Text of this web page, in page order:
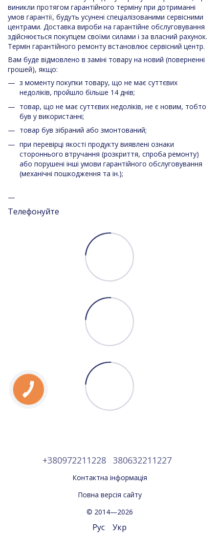
виникли протягом гарантійного терміну при дотриманні
умов гарантії, будуть усунені спеціалізованими сервісними
центрами. Доставка вироби на гарантійне обслуговування
здійснюється покупцем своїми силами і за власний рахунок.
Термін гарантійного ремонту встановлює сервісний центр.
Вам буде відмовлено в заміні товару на новий (поверненні
грошей), якщо:
з моменту покупки товару, що не має суттєвих
недоліків, пройшло більше 14 днів;
товар, що не має суттєвих недоліків, не є новим, тобто
був у використанні;
товар був зібраний або змонтований;
при перевірці якості продукту виявлені ознаки
стороннього втручання (розкриття, спроба ремонту)
або порушені інші умови гарантійного обслуговування
(механічні пошкодження та ін.);
Телефонуйте
+380972211228 380632211227
Контактна інформація
Повна версія сайту
© 2014—2026
Рус Укр